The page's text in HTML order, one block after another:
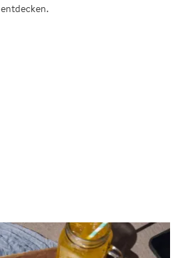
entdecken.